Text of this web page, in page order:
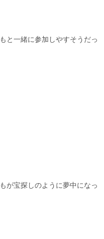
と一緒に参加しやすそうだっ
が宝探しのように夢中になっ